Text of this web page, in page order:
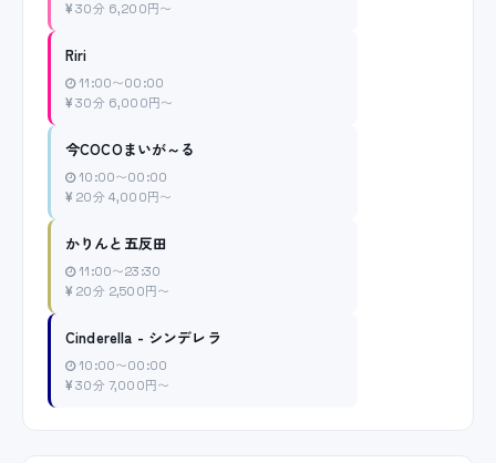
30分 6,200円〜
Riri
11:00〜00:00
30分 6,000円〜
今COCOまいが～る
10:00〜00:00
20分 4,000円〜
かりんと五反田
11:00〜23:30
20分 2,500円〜
Cinderella - シンデレラ
10:00〜00:00
30分 7,000円〜